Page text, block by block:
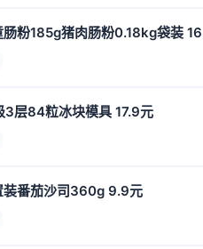
肠粉185g猪肉肠粉0.18kg袋装
层84粒冰块模具 17.9元
装番茄沙司360g 9.9元